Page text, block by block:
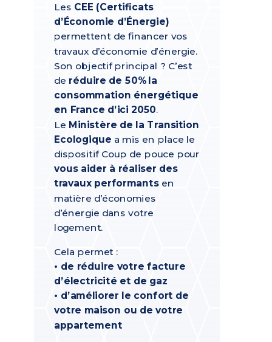
Les CEE (Certificats
d’Économie d’Énergie)
permettent de financer vos
travaux d’économie d’énergie.
Son objectif principal ? C’est
de réduire de 50% la
consommation énergétique
en France d’ici 2050.
Le Ministère de la Transition
Ecologique a mis en place le
dispositif Coup de pouce pour
vous aider à réaliser des
travaux performantsen
matière d’économies
d’énergie dans votre
logement.
Cela permet :
• de réduire votre facture
d’électricité et de gaz
• d’améliorer le confort de
votre maison ou de votre
appartement